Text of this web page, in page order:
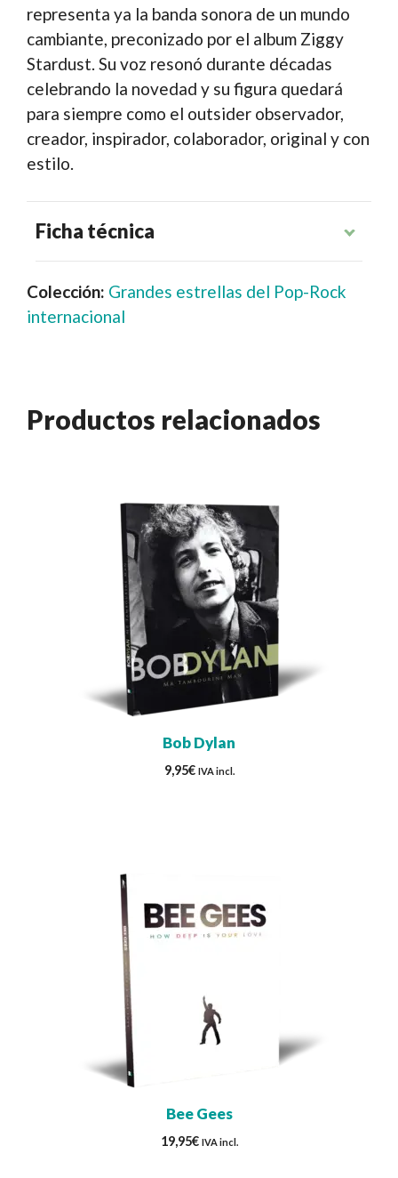
representa ya la banda sonora de un mundo
cambiante, preconizado por el album Ziggy
Stardust. Su voz resonó durante décadas
celebrando la novedad y su figura quedará
para siempre como el outsider observador,
creador, inspirador, colaborador, original y con
estilo.
Ficha técnica
Colección: Grandes estrellas del Pop-Rock
internacional
Productos relacionados
Bob Dylan
9,95€ IVA incl.
Bee Gees
19,95€ IVA incl.